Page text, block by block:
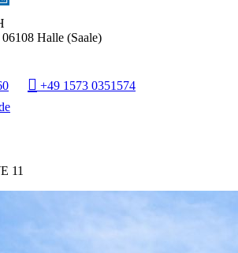
Halle (Saale)
+49 1573 0351574
11